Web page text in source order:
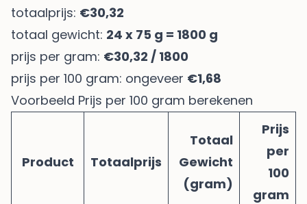
totaalprijs: €30,32
totaal gewicht: 24 x 75 g = 1800 g
prijs per gram: €30,32 / 1800
prijs per 100 gram: ongeveer €1,68
Voorbeeld Prijs per 100 gram berekenen
Product Totaalprijs
Totaal
Gewicht
(gram)
Prijs
per
100
gram